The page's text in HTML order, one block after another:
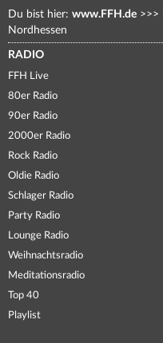
Du bist hier: www.FFH.de >>>
Nordhessen
RADIO
FFH Live
80er Radio
90er Radio
2000er Radio
Rock Radio
Oldie Radio
Schlager Radio
Party Radio
Lounge Radio
Weihnachtsradio
Meditationsradio
Top 40
Playlist